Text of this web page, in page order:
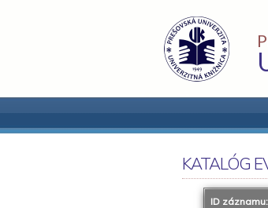
KATALÓG
ID záznamu: